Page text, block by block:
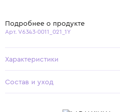
Подробнее о продукте
Арт. V6343-0011_021_1Y
Характеристики
Состав и уход